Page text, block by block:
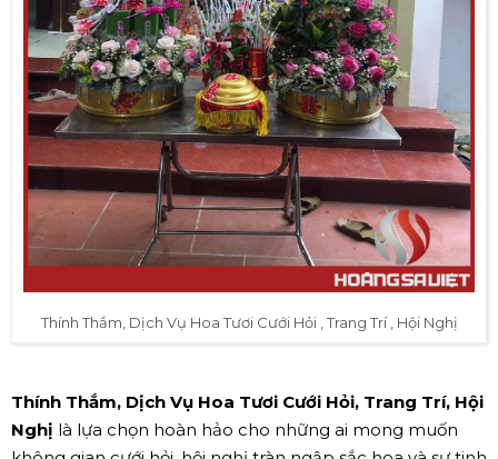
Thính Thắm, Dịch Vụ Hoa Tươi Cưới Hỏi , Trang Trí , Hội Nghị
Thính Thắm, Dịch Vụ Hoa Tươi Cưới Hỏi, Trang Trí, Hội
Nghị là lựa chọn hoàn hảo cho những ai mong muốn